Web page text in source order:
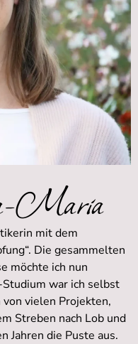
Maria
mit dem
Die gesammelten
möchte ich nun
war ich selbst
vielen Projekten,
Streben nach Lob und
Jahren die Puste aus.